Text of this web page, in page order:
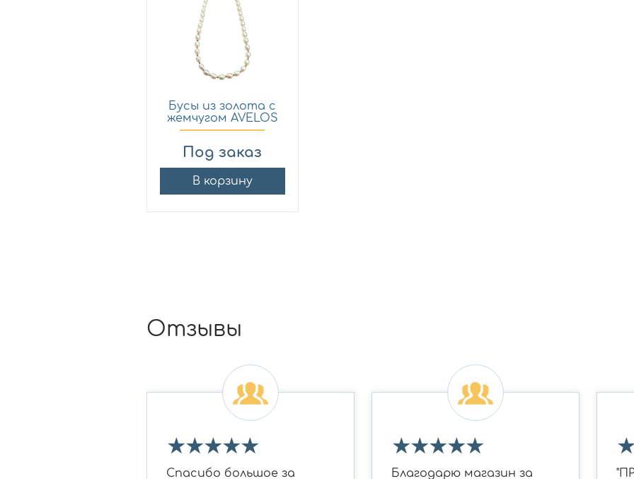
Бусы из золота с
жемчугом AVELOS
к-32...
Под заказ
В корзину
Отзывы
★★★★★
Спасибо большое за
★★★★★
Благодарю магазин за